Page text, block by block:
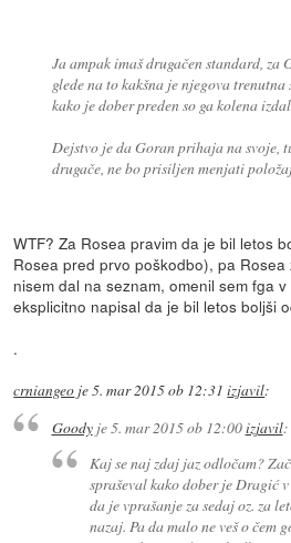
Ja ampak imaš drugačen standard, za
glede na to kakšna je njegova
kako je dober preden so ga kolena
Dejstvo je da Goran prihaja na svoje,
drugače, ne bo prisiljen menjati
WTF? Za Rosea pravim da je bil letos
Rosea pred prvo poškodbo), pa
nisem dal na seznam, omenil sem fga
eksplicitno napisal da je bil letos boljši
.
crniangeo je5. mar 2015 ob 12:31 izjavil:
Goodyje5. mar 2015 ob 12:00izjavil:
Kaj se naj zdaj jaz odločam?
spraševal kako dober je Dragić
da je vprašanje za sedaj oz. za
nazaj. Pa da malo ne veš o čem